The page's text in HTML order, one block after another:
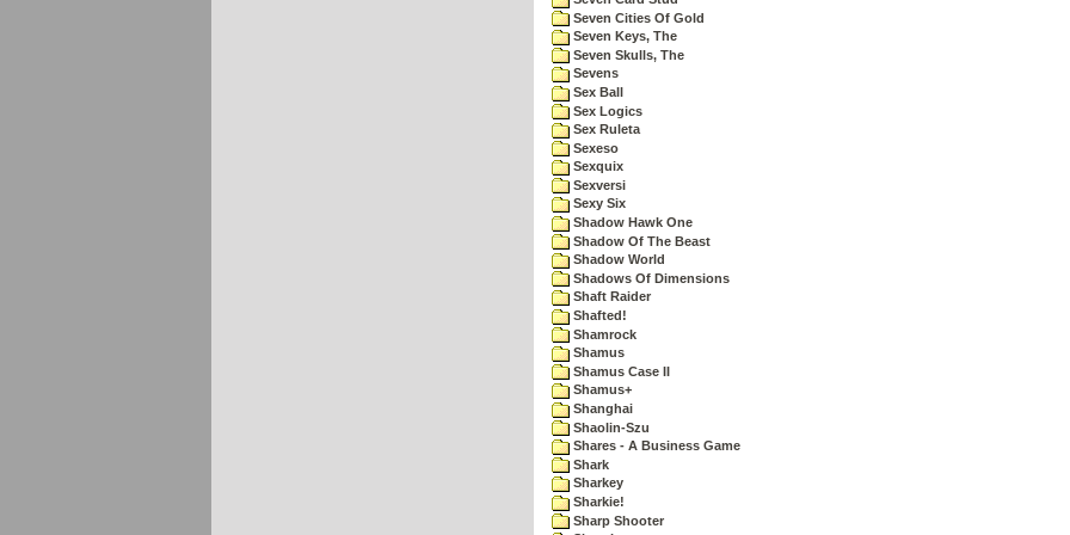
Seven Cities Of Gold
Seven Keys, The
Seven Skulls, The
Sevens
Sex Ball
Sex Logics
Sex Ruleta
Sexeso
Sexquix
Sexversi
Sexy Six
Shadow Hawk One
Shadow Of The Beast
Shadow World
Shadows Of Dimensions
Shaft Raider
Shafted!
Shamrock
Shamus
Shamus Case II
Shamus+
Shanghai
Shaolin-Szu
Shares - A Business Game
Shark
Sharkey
Sharkie!
Sharp Shooter